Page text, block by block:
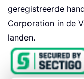
geregistreerde
Corporation in de
landen.